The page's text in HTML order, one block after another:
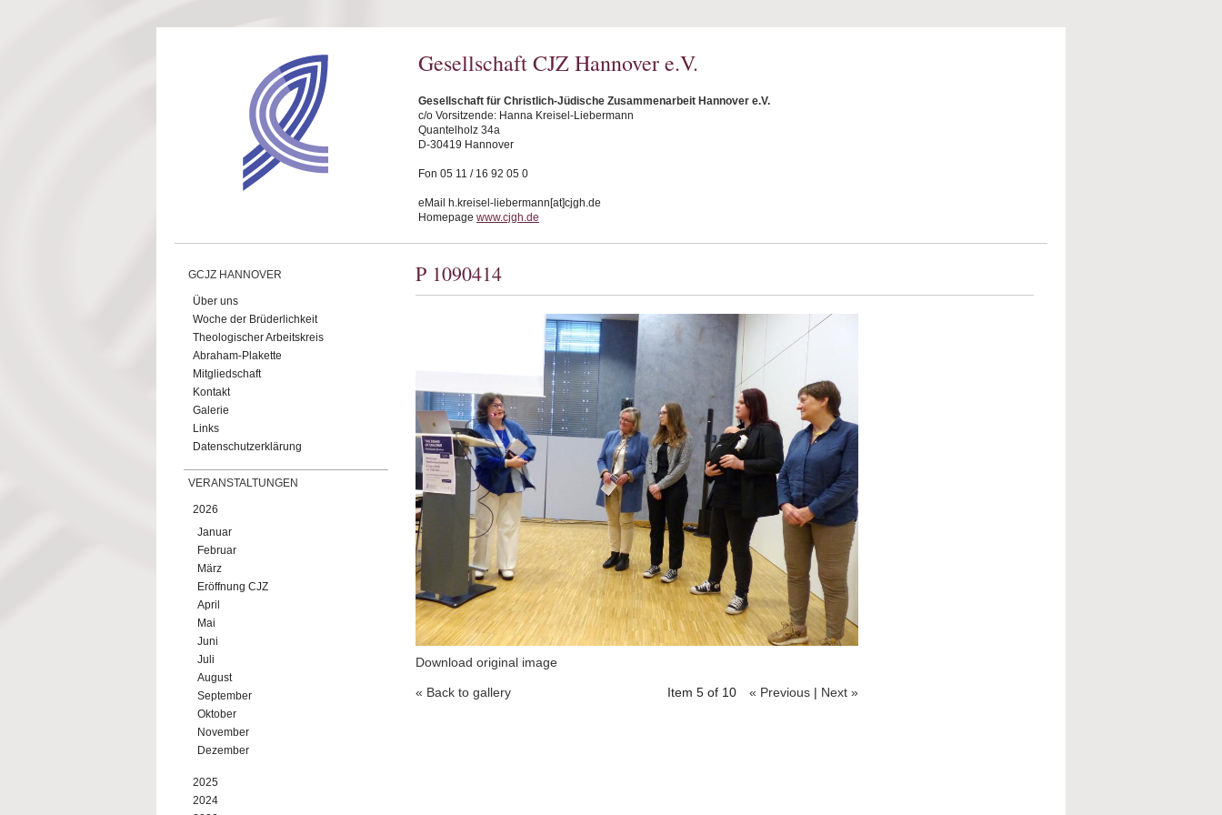
Gesellschaft CJZ Hannover e.V.
Gesellschaft für Christlich-Jüdische Zusammenarbeit Hannover e.V.
c/o Vorsitzende: Hanna Kreisel-Liebermann
Quantelholz 34a
D-30419 Hannover
Fon 05 11 / 16 92 05 0
eMail h.kreisel-liebermann[at]cjgh.de
Homepage www.cjgh.de
GCJZ HANNOVER
Über uns
Woche der Brüderlichkeit
Theologischer Arbeitskreis
Abraham-Plakette
Mitgliedschaft
Kontakt
Galerie
Links
Datenschutzerklärung
VERANSTALTUNGEN
2026
Januar
Februar
März
Eröffnung CJZ
April
Mai
Juni
Juli
August
September
Oktober
November
Dezember
2025
2024
P 1090414
Download original image
« Back to gallery Item 5 of 10 « Previous| Next »